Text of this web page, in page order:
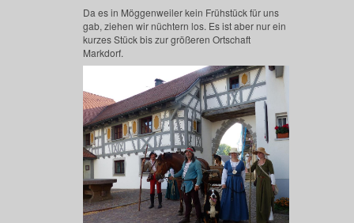
Da es in Möggenweiler kein Frühstück für uns
gab, ziehen wir nüchtern los. Es ist aber nur ein
kurzes Stück bis zur größeren Ortschaft
Markdorf.